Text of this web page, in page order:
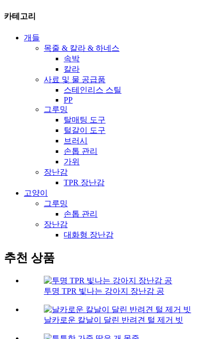
카테고리
개들
목줄 & 칼라 & 하네스
속박
칼라
사료 및 물 공급품
스테인리스 스틸
PP
그루밍
탈매팅 도구
털갈이 도구
브러시
손톱 관리
가위
장난감
TPR 장난감
고양이
그루밍
손톱 관리
장난감
대화형 장난감
추천 상품
투명 TPR 빛나는 강아지 장난감 공
날카로운 칼날이 달린 반려견 털 제거 빗